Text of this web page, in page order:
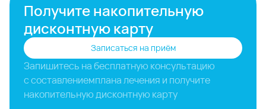
Получите накопительную
дисконтную карту
Запишитесь на бесплатную консультацию
с составлениемплана лечения и получите
накопительную дисконтную карту
Записаться на приём